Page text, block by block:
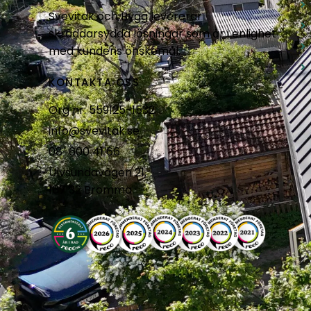
Svevitak och Bygg levererar
skräddarsydda lösningar som är i enlighet
med kundens önskemål.
KONTAKTA OSS
Org nr: 559125-1532
info@svevitak.se
08-600 41 66
Ulvsundavägen 21,
167 32 Bromma